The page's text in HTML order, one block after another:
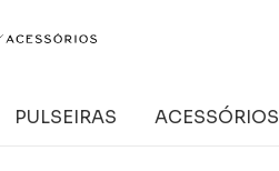
PULSEIRAS ACESSÓRIOS